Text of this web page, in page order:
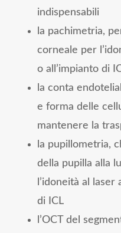
indispensabili
la pachimetria,
corneale per
o all’impianto di
la conta
e forma delle
mantenere la
la pupillometria,
della pupilla alla
l’idoneità al
di ICL
l’OCT del